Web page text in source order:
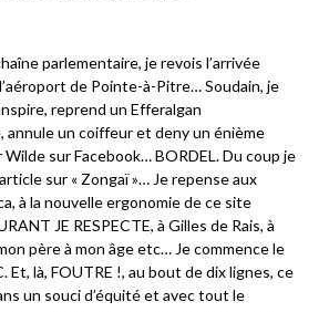
parlementaire, je revois l’arrivée
l’aéroport de Pointe-à-Pitre… Soudain, je
reprend un Efferalgan
annule un coiffeur et deny un énième
Wilde sur Facebook… BORDEL. Du coup je
sur « Zongaï »… Je repense aux
à la nouvelle ergonomie de ce site
JE RESPECTE, à Gilles de Rais, à
père à mon âge etc… Je commence le
Et, là, FOUTRE !, au bout de dix lignes, ce
un souci d’équité et avec tout le